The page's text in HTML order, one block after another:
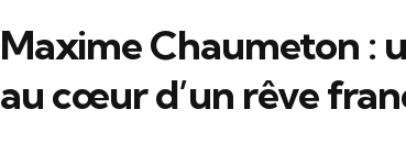
Maxime Chaumeton :
au cœur d’un rêve